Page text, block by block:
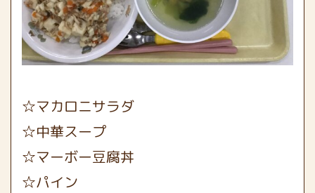
☆マカロニサラダ
☆中華スープ
☆マーボー豆腐丼
☆パイン